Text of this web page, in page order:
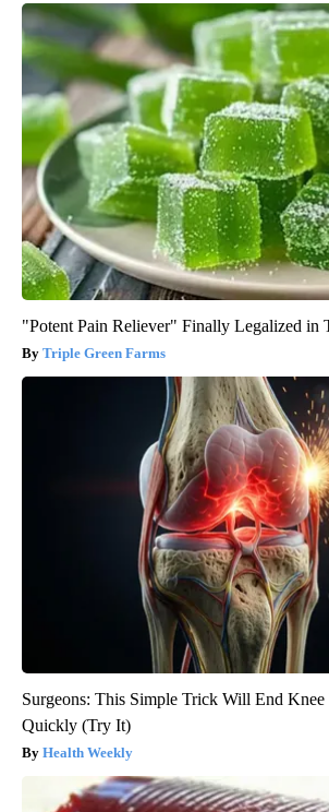
"Potent Pain Reliever" Finally Legalized in
Triple Green Farms
Surgeons: This Simple Trick Will End
Quickly (Try It)
Health Weekly